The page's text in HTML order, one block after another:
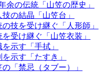
余の伝統「山笠の歴史」
技の結晶「山笠台」
の技を受け継ぐ「人形師」
を受け継ぐ「山笠衣装」
示す「手拭」
を示す「たすき」
の「禁忌（タブー）」